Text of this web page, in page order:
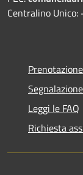
Centralino
Leggi le FAQ
Richiesta